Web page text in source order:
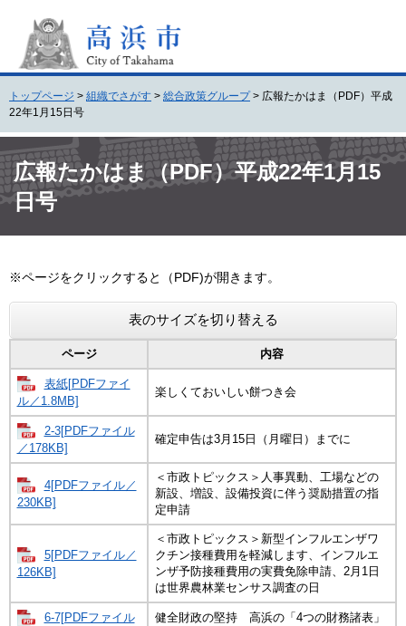
頭
。
飛
て
本
文
トップページ > 組織でさがす > 総合政策グループ > 広報たかはま（PDF）平成
22年1月15日号
文 広報たかはま（PDF）平成22年1月15
日号
※ページをクリックすると（PDF)が開きます。
表のサイズを切り替える
ページ 内容
表紙[PDFファイ
ル／1.8MB]
楽しくておいしい餅つき会
2-3[PDFファイル
／178KB]
確定申告は3月15日（月曜日）までに
4[PDFファイル／
230KB]
＜市政トピックス＞人事異動、工場などの
新設、増設、設備投資に伴う奨励措置の指
定申請
5[PDFファイル／
126KB]
＜市政トピックス＞新型インフルエンザワ
クチン接種費用を軽減します、インフルエ
ンザ予防接種費用の実費免除申請、2月1日
は世界農林業センサス調査の日
6-7[PDFファイル
健全財政の堅持 高浜の「4つの財務諸表」